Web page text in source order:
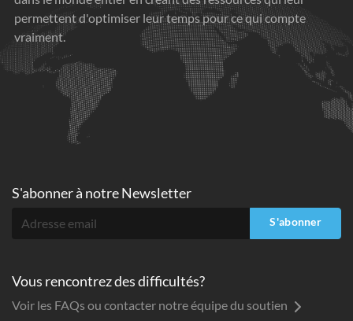
permettent d'optimiser leur temps pour ce qui compte
vraiment.
S'abonner à notre Newsletter
S'abonner
Vous rencontrez des difficultés?
Voir les FAQs ou contacter notre équipe du soutien